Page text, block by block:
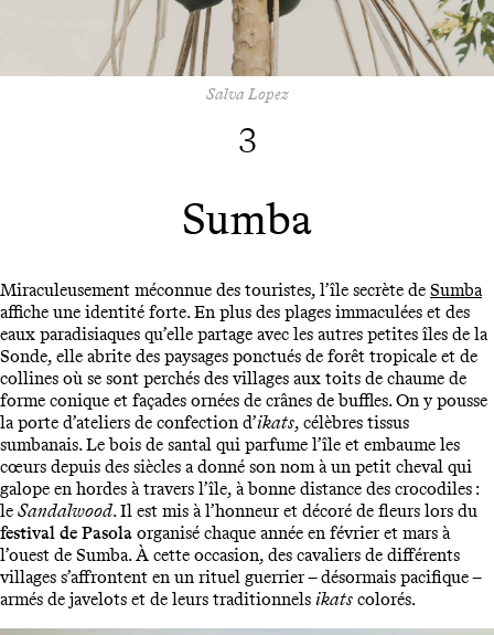
Salva Lopez
3
Sumba
Miraculeusement méconnue des touristes, l’île secrète de Sumba
affiche une identité forte. En plus des plages immaculées et des
eaux paradisiaques qu’elle partage avec les autres petites îles de la
Sonde, elle abrite des paysages ponctués de forêt tropicale et de
collines où se sont perchés des villages aux toits de chaume de
forme conique et façades ornées de crânes de buffles. On y pousse
la porte d’ateliers de confection d’ikats, célèbres tissus
sumbanais. Le bois de santal qui parfume l’île et embaume les
cœurs depuis des siècles a donné son nom à un petit cheval qui
galope en hordes à travers l’île, à bonne distance des crocodiles :
le Sandalwood. Il est mis à l’honneur et décoré de fleurs lors du
festival de Pasola organisé chaque année en février et mars à
l’ouest de Sumba. À cette occasion, des cavaliers de différents
villages s’affrontent en un rituel guerrier – désormais pacifique –
armés de javelots et de leurs traditionnels ikats colorés.